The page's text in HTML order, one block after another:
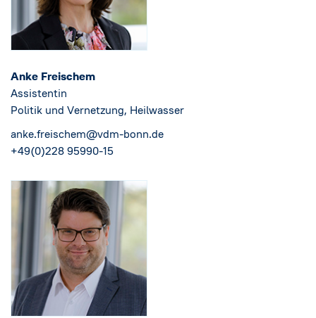
Anke Freischem
Assistentin
Politik und Vernetzung, Heilwasser
anke.freischem@vdm-bonn.de
+49(0)228 95990-15